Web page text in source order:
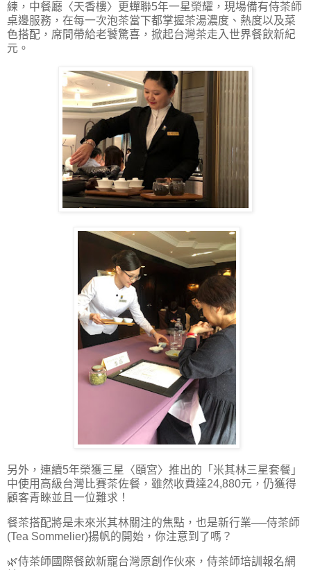
練，中餐廳〈天香樓〉更蟬聯5年一星榮耀，現場備有侍茶師
桌邊服務，在每一次泡茶當下都掌握茶湯濃度、熱度以及菜
色搭配，席間帶給老饕驚喜，掀起台灣茶走入世界餐飲新紀
元。
另外，連續5年榮獲三星〈頤宮〉推出的「米其林三星套餐」
中使用高級台灣比賽茶佐餐，雖然收費達24,880元，仍獲得
顧客青睞並且一位難求！
餐茶搭配將是未來米其林關注的焦點，也是新行業──侍茶師
(Tea Sommelier)揚帆的開始，你注意到了嗎？
🌿侍茶師國際餐飲新寵台灣原創作伙來，侍茶師培訓報名網